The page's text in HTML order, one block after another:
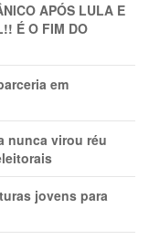
APÓS LULA E
É O FIM DO
em
nunca virou réu
jovens para